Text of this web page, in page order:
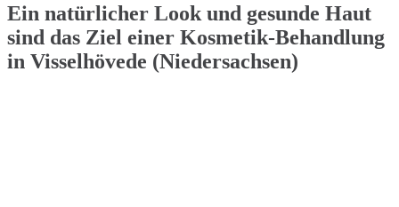
Ein natürlicher Look und gesunde Haut
sind das Ziel einer Kosmetik-Behandlung
in Visselhövede (Niedersachsen)